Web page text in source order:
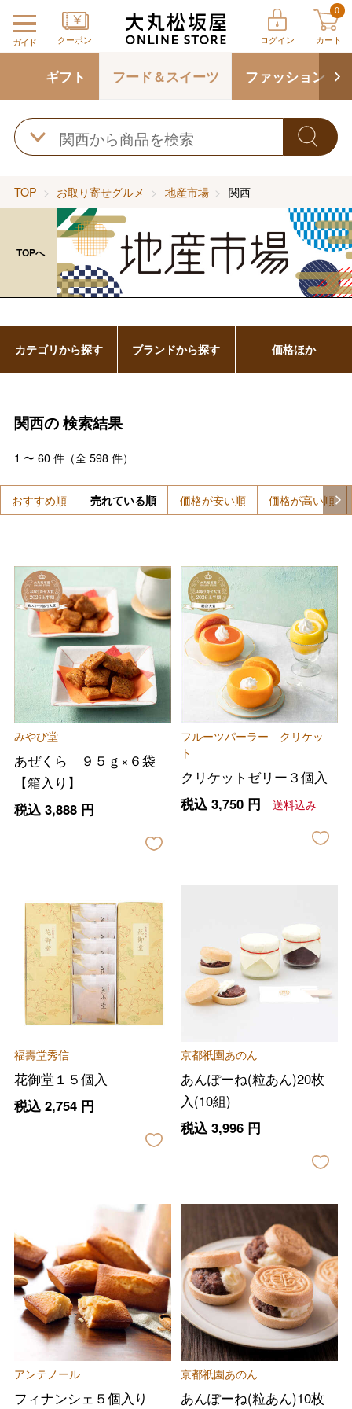
ガイド クーポン ログイン
0
カート
ギフト フード＆スイーツ ファッション
TOP お取り寄せグルメ 地産市場 関西
TOPへ
関西の検索結果
1 〜 60件（全 598件）
おすすめ順 売れている順 価格が安い順 価格が高い順
みやび堂
あぜくら ９５ｇ×６袋
【箱入り】
税込 3,888円
フルーツパーラー クリケッ
ト
クリケットゼリー３個入
税込 3,750円 送料込み
福壽堂秀信
花御堂１５個入
税込 2,754円
京都祇園あのん
あんぽーね(粒あん)20枚
入(10組)
税込 3,996円
アンテノール
フィナンシェ５個入り
京都祇園あのん
あんぽーね(粒あん)10枚
カテゴリから探す ブランドから探す 価格ほか